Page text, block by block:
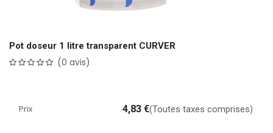
Pot doseur 1 litre transparent CURVER
(0 avis)
Prix 4,83 €(Toutes taxes comprises)